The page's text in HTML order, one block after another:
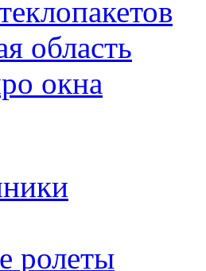
область
окна
ролеты